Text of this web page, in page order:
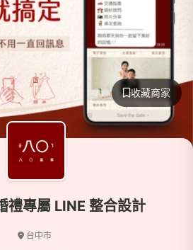
收藏商家
禮專屬 LINE 整合設計
台中市